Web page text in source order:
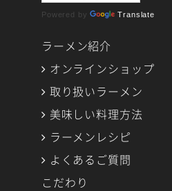
Powered by Translate
ラーメン紹介
オンラインショップ
取り扱いラーメン
美味しい料理方法
ラーメンレシピ
よくあるご質問
こだわり